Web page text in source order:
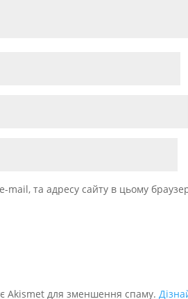
mail, та адресу сайту в цьому
Akismet для зменшення спаму.